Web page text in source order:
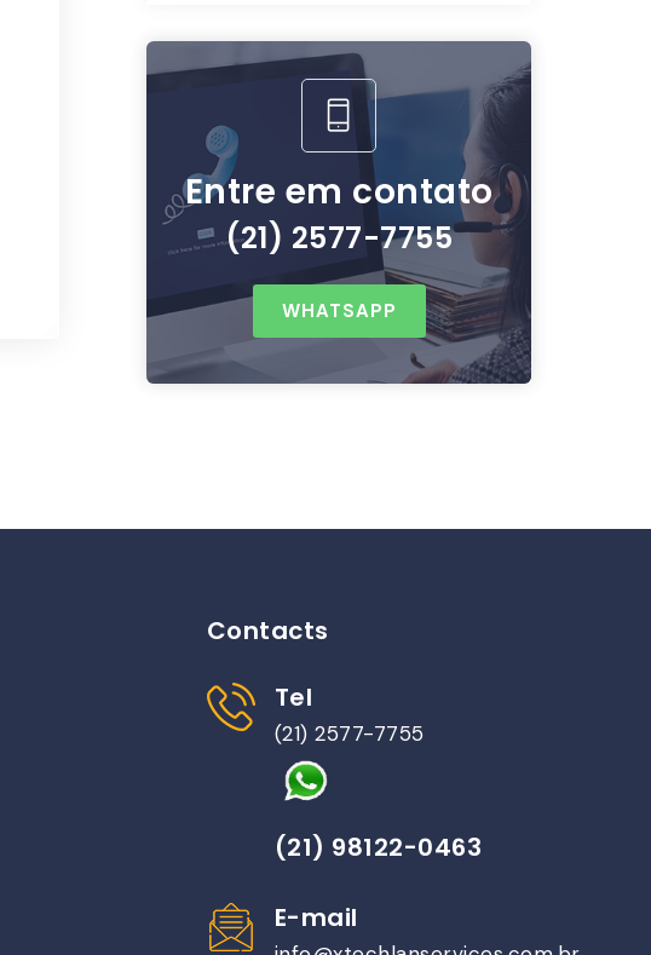
Entre em contato
(21) 2577-7755
WHATSAPP
Contacts
Tel
(21) 2577-7755
(21) 98122-0463
E-mail